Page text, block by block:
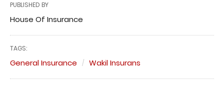
PUBLISHED BY
House Of Insurance
TAGS:
General Insurance Wakil Insurans